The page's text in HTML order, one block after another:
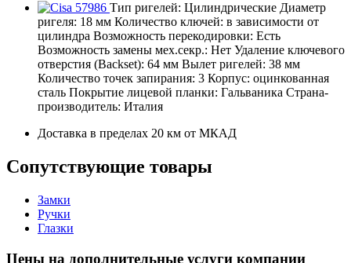
Тип ригелей: Цилиндрические Диаметр
ригеля: 18 мм Количество ключей: в зависимости от
цилиндра Возможность перекодировки: Есть
Возможность замены мех.секр.: Нет Удаление ключевого
отверстия (Backset): 64 мм Вылет ригелей: 38 мм
Количество точек запирания: 3 Корпус: оцинкованная
сталь Покрытие лицевой планки: Гальваника Страна-
производитель: Италия
Доставка в пределах 20 км от МКАД
Сопутствующие товары
Замки
Ручки
Глазки
Цены на дополнительные услуги компании